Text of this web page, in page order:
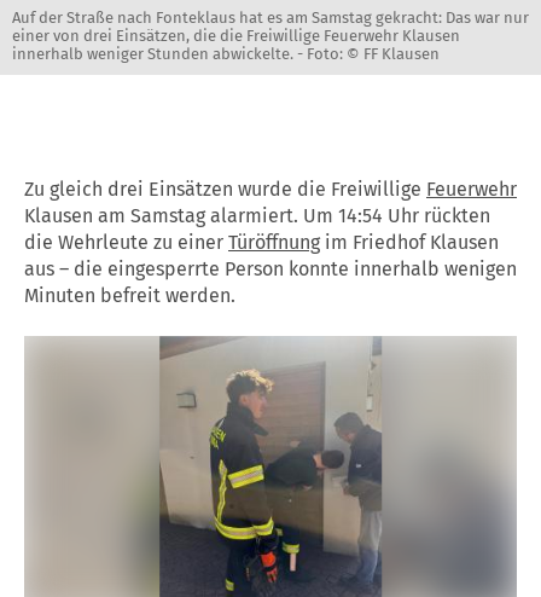
Auf der Straße nach Fonteklaus hat es am Samstag gekracht: Das war nur
einer von drei Einsätzen, die die Freiwillige Feuerwehr Klausen
innerhalb weniger Stunden abwickelte. - Foto: © FF Klausen
Zu gleich drei Einsätzen wurde die Freiwillige Feuerwehr
Klausen am Samstag alarmiert. Um 14:54 Uhr rückten
die Wehrleute zu einer Türöffnungim Friedhof Klausen
aus – die eingesperrte Person konnte innerhalb wenigen
Minuten befreit werden.